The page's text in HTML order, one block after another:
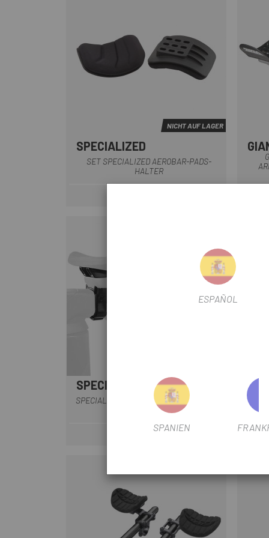
Schwarz
NICHT AUF LAGER
SPECIALIZED
SET SPECIALIZED AEROBAR-PADS-
HALTER
Schwarz
SPECIALIZED
SPECIALIZED ITU/TT/TRI CLIP ON VENGE
CLAMP
80 €
ESPAÑOL
SPANIEN